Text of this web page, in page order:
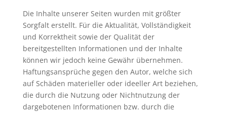
Die Inhalte unserer Seiten wurden mit größter
Sorgfalt erstellt. Für die Aktualität, Vollständigkeit
und Korrektheit sowie der Qualität der
bereitgestellten Informationen und der Inhalte
können wir jedoch keine Gewähr übernehmen.
Haftungsansprüche gegen den Autor, welche sich
auf Schäden materieller oder ideeller Art beziehen,
die durch die Nutzung oder Nichtnutzung der
dargebotenen Informationen bzw. durch die